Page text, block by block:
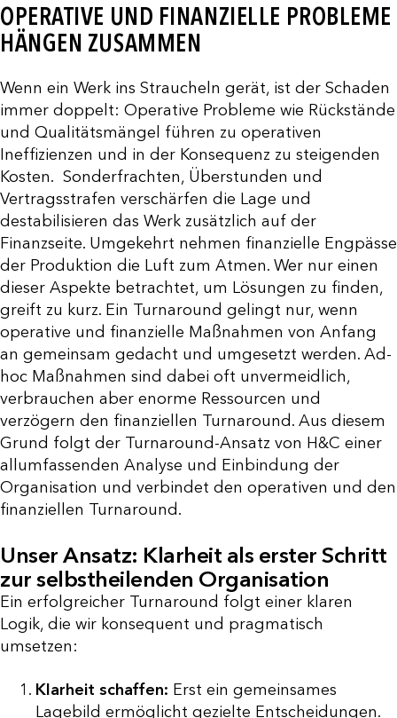
OPERATIVE UND FINANZIELLE PROBLEME
HÄNGEN ZUSAMMEN
Wenn ein Werk ins Straucheln gerät, ist der Schaden
immer doppelt: Operative Probleme wie Rückstände
und Qualitätsmängel führen zu operativen
Ineffizienzen und in der Konsequenz zu steigenden
Kosten. Sonderfrachten, Überstunden und
Vertragsstrafen verschärfen die Lage und
destabilisieren das Werk zusätzlich auf der
Finanzseite. Umgekehrt nehmen finanzielle Engpässe
der Produktion die Luft zum Atmen. Wer nur einen
dieser Aspekte betrachtet, um Lösungen zu finden,
greift zu kurz. Ein Turnaround gelingt nur, wenn
operative und finanzielle Maßnahmen von Anfang
an gemeinsam gedacht und umgesetzt werden. Ad-
hoc Maßnahmen sind dabei oft unvermeidlich,
verbrauchen aber enorme Ressourcen und
verzögern den finanziellen Turnaround. Aus diesem
Grund folgt der Turnaround-Ansatz von H&C einer
allumfassenden Analyse und Einbindung der
Organisation und verbindet den operativen und den
finanziellen Turnaround.
Unser Ansatz: Klarheit als erster Schritt
zur selbstheilenden Organisation
Ein erfolgreicher Turnaround folgt einer klaren
Logik, die wir konsequent und pragmatisch
umsetzen:
Klarheit schaffen: Erst ein gemeinsames
Lagebild ermöglicht gezielte Entscheidungen.